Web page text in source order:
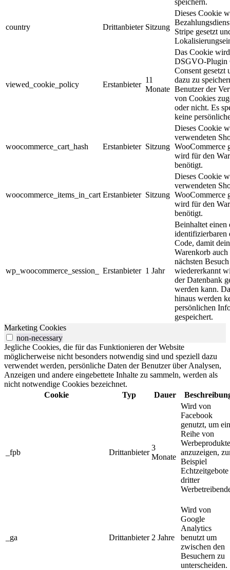
country Drittanbieter Sitzung
Dieses Cookie
Stripe gesetzt
viewed_cookie_policy Erstanbieter
11
Monate
Das Cookie
DSGVO-Plugin
Consent gesetzt
dazu zu
Benutzer der
von Cookies
oder nicht. Es
keine
woocommerce_cart_hash Erstanbieter Sitzung
Dieses Cookie
verwendeten
WooCommerce
wird für den
benötigt.
woocommerce_items_in_cart Erstanbieter Sitzung
Dieses Cookie
verwendeten
WooCommerce
wird für den
benötigt.
wp_woocommerce_session_ Erstanbieter 1 Jahr
Beinhaltet einen
identifizierbaren
Code, damit dein
Warenkorb auch
nächsten Besuch
wiedererkannt
der Datenbank
werden kann.
hinaus werden
persönlichen
gespeichert.
Marketing Cookies
non-necessary
Jegliche Cookies, die für das Funktionieren der Website
möglicherweise nicht besonders notwendig sind und speziell dazu
verwendet werden, persönliche Daten der Benutzer über Analysen,
Anzeigen und andere eingebettete Inhalte zu sammeln, werden als
nicht notwendige Cookies bezeichnet.
Cookie
Typ Dauer
_fpb Drittanbieter
3
Monate
Wird von
Facebook
genutzt, um
Reihe von
anzuzeigen,
Beispiel
Echtzeitgebote
dritter
_ga Drittanbieter 2 Jahre
Wird von
Google
Analytics
benutzt um
zwischen den
Besuchern zu
unterscheiden.